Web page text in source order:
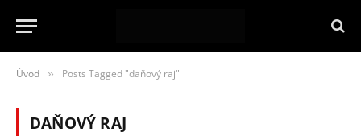
Úvod » Posts Tagged "daňový raj"
DAŇOVÝ RAJ